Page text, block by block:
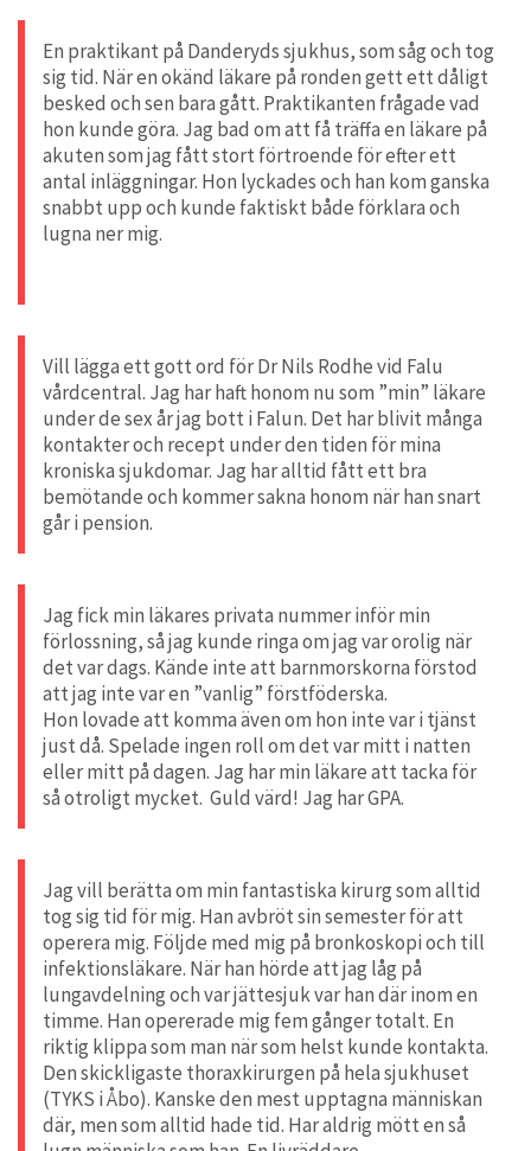
En praktikant på Danderyds sjukhus, som såg och tog
sig tid. När en okänd läkare på ronden gett ett dåligt
besked och sen bara gått. Praktikanten frågade vad
hon kunde göra. Jag bad om att få träffa en läkare på
akuten som jag fått stort förtroende för efter ett
antal inläggningar. Hon lyckades och han kom ganska
snabbt upp och kunde faktiskt både förklara och
lugna ner mig.
Vill lägga ett gott ord för Dr Nils Rodhe vid Falu
vårdcentral. Jag har haft honom nu som ”min” läkare
under de sex år jag bott i Falun. Det har blivit många
kontakter och recept under den tiden för mina
kroniska sjukdomar. Jag har alltid fått ett bra
bemötande och kommer sakna honom när han snart
går i pension.
Jag fick min läkares privata nummer inför min
förlossning, så jag kunde ringa om jag var orolig när
det var dags. Kände inte att barnmorskorna förstod
att jag inte var en ”vanlig” förstföderska.
Hon lovade att komma även om hon inte var i tjänst
just då. Spelade ingen roll om det var mitt i natten
eller mitt på dagen. Jag har min läkare att tacka för
så otroligt mycket. Guld värd! Jag har GPA.
Jag vill berätta om min fantastiska kirurg som alltid
tog sig tid för mig. Han avbröt sin semester för att
operera mig. Följde med mig på bronkoskopi och till
infektionsläkare. När han hörde att jag låg på
lungavdelning och var jättesjuk var han där inom en
timme. Han opererade mig fem gånger totalt. En
riktig klippa som man när som helst kunde kontakta.
Den skickligaste thoraxkirurgen på hela sjukhuset
(TYKS i Åbo). Kanske den mest upptagna människan
där, men som alltid hade tid. Har aldrig mött en så